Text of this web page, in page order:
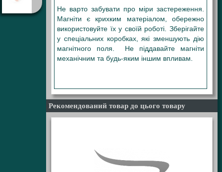
Не варто забувати про міри застереження.
Магніти є крихким матеріалом, обережно
використовуйте їх у своїй роботі. Зберігайте
у спеціальних коробках, які зменшують дію
магнітного поля. Не піддавайте магніти
механічним та будь-яким іншим впливам.
Рекомендований товар до цього товару